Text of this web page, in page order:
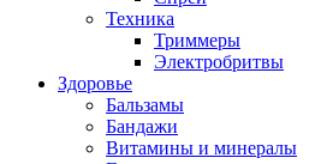
Техника
Триммеры
Электробритвы
Здоровье
Бальзамы
Бандажи
Витамины и минералы